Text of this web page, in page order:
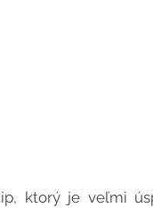
ktorý je veľmi